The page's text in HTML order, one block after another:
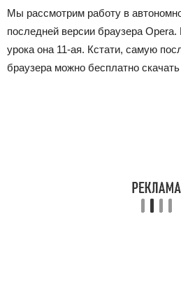
Мы рассмотрим работу в
последней версии браузера
урока она 11-ая. Кстати, самую
браузера можно бесплатно